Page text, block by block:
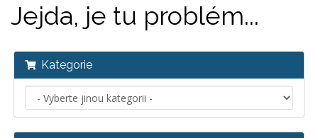
Jejda, je tu problém...
Kategorie